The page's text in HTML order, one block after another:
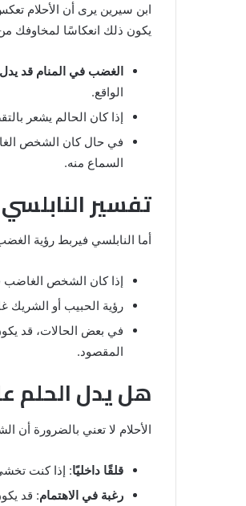
ابن سيرين يرى أن الأحلام
يكون ذلك انعكاسًا لمخاوفك من
الغضب في المنام قد
الواقع.
إذا كان الحالم يشعر
في حال كان الشخص
السماع منه.
تفسير
أما النابلسي فيربط رؤية
إذا كان الشخص الغاضب
رؤية الحبيب أو الشريك
في بعض الحالات، قد
المقصود.
هل يدل الحلم
الأحلام لا تعني بالضرورة
قلقًا داخليًا: إذا كنت
رغبة في الاهتمام: قد
الحمام
المتسخ
المنام:
دلالات
وتفسيرات
ابن
سيرين
والنابلسي
رؤية الحمام
دلالات وتفسيرات